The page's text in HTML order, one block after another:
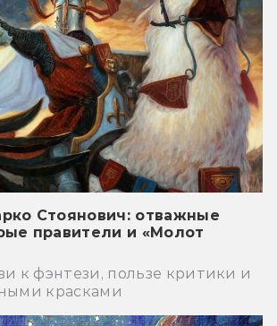
Стоянович: отважные
правители и «Молот
к фэнтези, пользе критики и
красками